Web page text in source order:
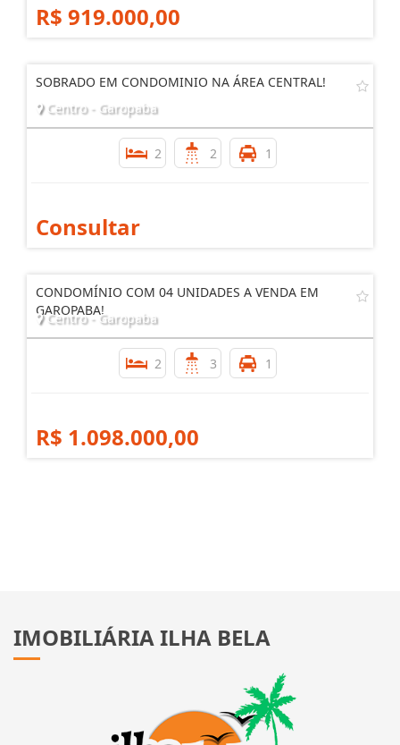
R$ 919.000,00
SOBRADO EM CONDOMINIO NA ÁREA CENTRAL!
Centro - Garopaba
2 2 1
Consultar
CONDOMÍNIO COM 04 UNIDADES A VENDA EM
GAROPABA!
Centro - Garopaba
2 3 1
R$ 1.098.000,00
IMOBILIÁRIA ILHA BELA